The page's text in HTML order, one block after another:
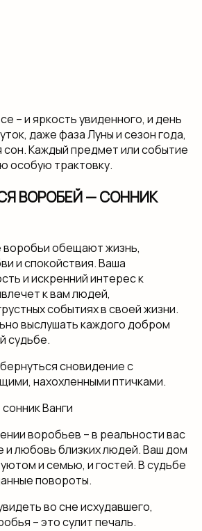
– и яркость увиденного, и день
даже фаза Луны и сезон года,
сон. Каждый предмет или событие
особую трактовку.
ВОРОБЕЙ — СОННИК
воробьи обещают жизнь,
и спокойствия. Ваша
и искренний интерес к
к вам людей,
событиях в своей жизни.
выслушать каждого добром
судьбе.
сновидение с
нахохленными птичками.
Ванги
воробьев – в реальности вас
и любовь близких людей. Ваш дом
и семью, и гостей. В судьбе
повороты.
во сне исхудавшего,
– это сулит печаль.